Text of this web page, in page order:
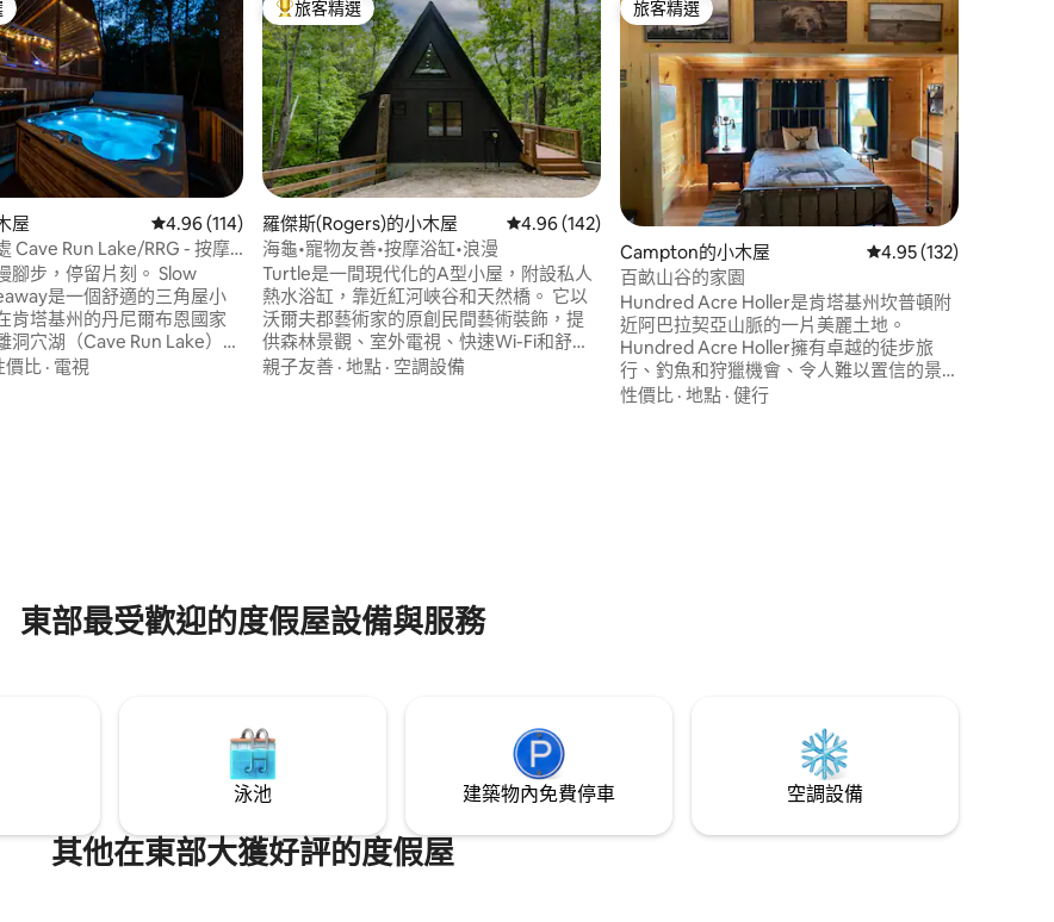
均評分（滿分 5 分）
屋 從 114 則評價中獲得 4.96 的平均評分（滿分 5 分）
4.96 (114)
摩
步，停留片刻。 Slow
是一個舒適的三角屋小
肯塔基州的丹尼爾布恩國家
洞穴湖（Cave Run Lake）僅
靠近紅河峽谷（Red River
價比 · 電視
旅客精選榜首
旅客精選
羅傑斯(Rogers)的小木屋 從 142 則評價中獲得 4.96 的平均評分（滿分 5 分）
4.96 (142)
海龜•寵物友善•按摩浴缸•浪漫
Turtle是一間現代化的A型小屋，附設私人
熱水浴缸，靠近紅河峽谷和天然橋。 它以
沃爾夫郡藝術家的原創民間藝術裝飾，提
供森林景觀、室外電視、快速Wi-Fi和舒適
的舒適性。 這個僻靜而方便的度假勝地非
親子友善 · 地點 · 空調設備
旅客精選
旅客精選
Campton的小木屋 從 132 則評價中獲得
4.95 (132)
百畝山谷的家園
Hundred Acre Holler是肯塔基州坎普頓附
近阿巴拉契亞山脈的一片美麗土地。
Hundred Acre Holler擁有卓越的徒步旅
行、釣魚和狩獵機會、令人難以置信的景
觀，距離紅河峽谷州立公園和肯塔基爬行
性價比 · 地點 · 健行
東部最受歡迎的度假屋設備與服務
泳池 建築物內免費停車 空調設備
其他在東部大獲好評的度假屋